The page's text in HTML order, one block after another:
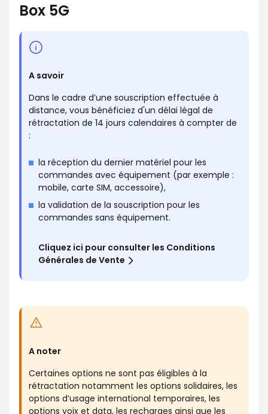
Box 5G
A savoir
Dans le cadre d’une souscription effectuée à
distance, vous bénéficiez d'un délai légal de
rétractation de 14 jours calendaires à compter de
:
la réception du dernier matériel pour les
commandes avec équipement (par exemple :
mobile, carte SIM, accessoire),
la validation de la souscription pour les
commandes sans équipement.
Cliquez ici pour consulter les Conditions
Générales de Vente
A noter
Certaines options ne sont pas éligibles à la
rétractation notamment les options solidaires, les
options d’usage international temporaires, les
options voix et data, les recharges ainsi que les